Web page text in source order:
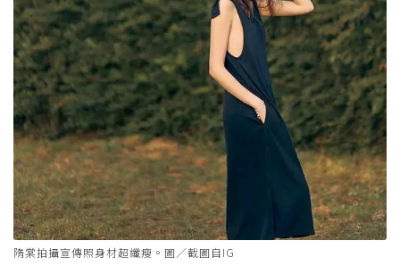
隋棠拍攝宣傳照身材超纖瘦。圖／截圖自IG